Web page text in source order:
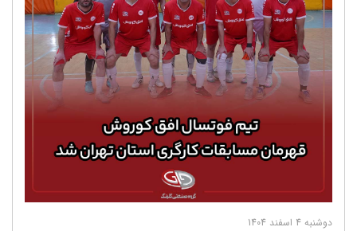
دوشنبه 4 اسفند 1404